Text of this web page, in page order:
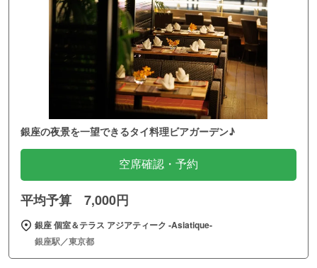
銀座の夜景を一望できるタイ料理ビアガーデン♪
空席確認・予約
平均予算 7,000円
銀座 個室＆テラス アジアティーク ‐Asiatique‐
銀座駅／東京都